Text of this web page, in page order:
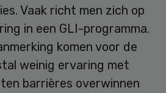
Vaak richt men zich op
in een GLI-programma.
komen voor de
weinig ervaring met
barrières overwinnen